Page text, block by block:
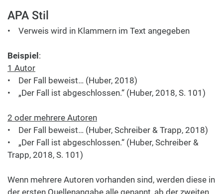
APA Stil
• Verweis wird in Klammern im Text angegeben
Beispiel :
1 Autor
• Der Fall beweist… (Huber, 2018)
• „Der Fall ist abgeschlossen.“ (Huber, 2018, S. 101)
2 oder mehrere Autoren
• Der Fall beweist… (Huber, Schreiber & Trapp, 2018)
• „Der Fall ist abgeschlossen.“ (Huber, Schreiber &
Trapp, 2018, S. 101)
Wenn mehrere Autoren vorhanden sind, werden diese in